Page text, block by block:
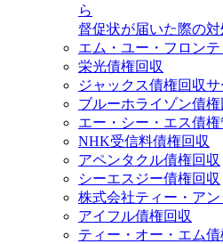
ら
督促状が届いた際の
エム・ユー・フロン
栄光債権回収
ジャックス債権回収サ
ブルーホライゾン債権
エー・シー・エス債権
NHK受信料債権回収
アペンタクル債権回収
シーエスジー債権回収
株式会社ティー・アン
アイフル債権回収
ティー・オー・エム債